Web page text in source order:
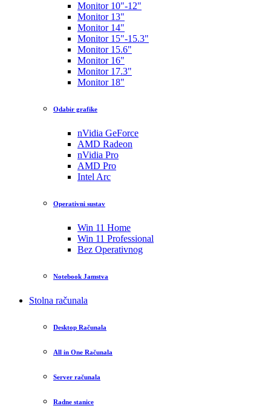
Monitor 10"-12"
Monitor 13"
Monitor 14"
Monitor 15"-15.3"
Monitor 15.6"
Monitor 16"
Monitor 17.3"
Monitor 18"
Odabir grafike
nVidia GeForce
AMD Radeon
nVidia Pro
AMD Pro
Intel Arc
Operativni sustav
Win 11 Home
Win 11 Professional
Bez Operativnog
Notebook Jamstva
Stolna računala
Desktop Računala
All in One Računala
Server računala
Radne stanice